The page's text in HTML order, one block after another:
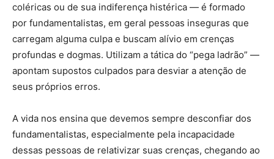
coléricas ou de sua indiferença histérica — é formado
por fundamentalistas, em geral pessoas inseguras que
carregam alguma culpa e buscam alívio em crenças
profundas e dogmas. Utilizam a tática do “pega ladrão” —
apontam supostos culpados para desviar a atenção de
seus próprios erros.
A vida nos ensina que devemos sempre desconfiar dos
fundamentalistas, especialmente pela incapacidade
dessas pessoas de relativizar suas crenças, chegando ao